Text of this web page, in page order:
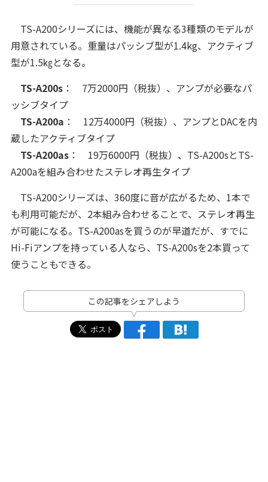
TS-A200シリーズには、機能が異なる3種類のモデルが
用意されている。重量はパッシブ型が1.4kg、アクティブ
型が1.5㎏となる。
TS-A200s： 7万2000円（税抜）、アンプが必要なパ
ッシブタイプ
TS-A200a ： 12万4000円（税抜）、アンプとDACを内
蔵したアクティブタイプ
TS-A200as： 19万6000円（税抜）、TS-A200sとTS-
A200aを組み合わせたステレオ再生タイプ
TS-A200シリーズは、360度に音が広がるため、1本で
も利用可能だが、2本組み合わせることで、ステレオ再生
が可能になる。TS-A200asを買うのが早道だが、すでに
Hi-Fiアンプを持っている人なら、TS-A200sを2本買って
使うこともできる。
この記事をシェアしよう